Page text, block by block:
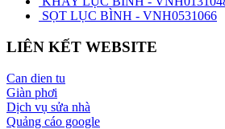
SỌT LỤC BÌNH - VNH0531066
LIÊN KẾT WEBSITE
Can dien tu
Giàn phơi
Dịch vụ sửa nhà
Quảng cáo google